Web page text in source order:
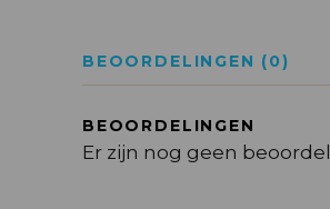
BEOORDELINGEN (0)
BEOORDELINGEN
Er zijn nog geen